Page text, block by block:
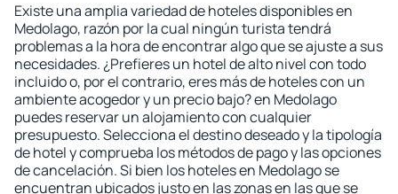
Existe una amplia variedad de hoteles disponibles en
Medolago, razón por la cual ningún turista tendrá
problemas a la hora de encontrar algo que se ajuste a sus
necesidades. ¿Prefieres un hotel de alto nivel con todo
incluido o, por el contrario, eres más de hoteles con un
ambiente acogedor y un precio bajo? en Medolago
puedes reservar un alojamiento con cualquier
presupuesto. Selecciona el destino deseado y la tipología
de hotel y comprueba los métodos de pago y las opciones
de cancelación. Si bien los hoteles en Medolago se
encuentran ubicados justo en las zonas en las que se